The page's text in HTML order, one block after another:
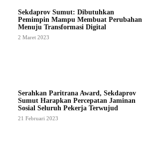
Sekdaprov Sumut: Dibutuhkan
Pemimpin Mampu Membuat Perubahan
Menuju Transformasi Digital
2 Maret 2023
Serahkan Paritrana Award, Sekdaprov
Sumut Harapkan Percepatan Jaminan
Sosial Seluruh Pekerja Terwujud
21 Februari 2023